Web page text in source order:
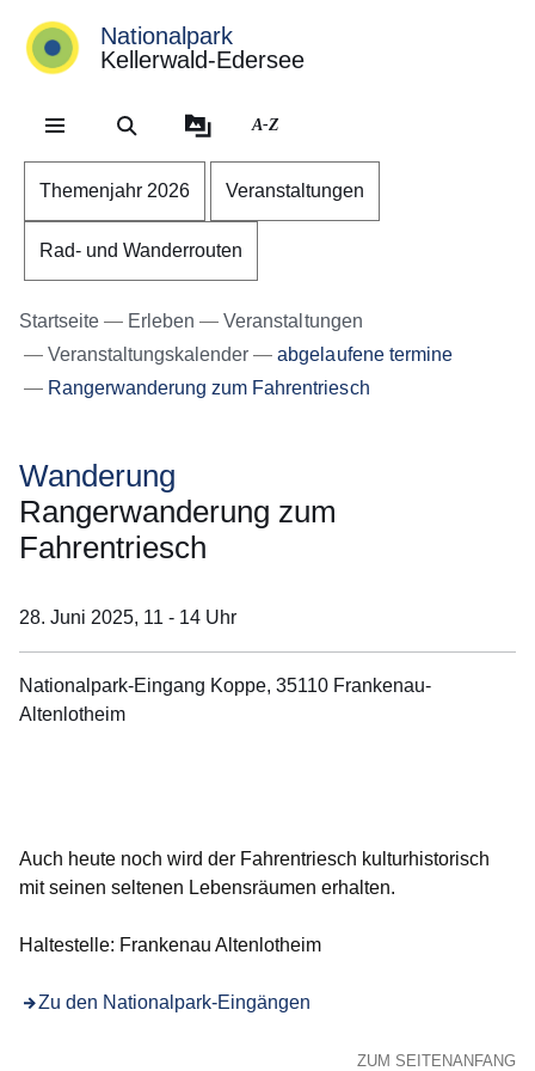
Direkt zum Kopf der
Direkt zum Inhalt
Direkt zum Fuß der
Nationalpark
Kellerwald-Edersee
A-Z
Themenjahr 2026 Veranstaltungen
Rad- und Wanderrouten
Startseite Erleben
Veranstaltungen
Veranstaltungskalender
abgelaufene termine
Rangerwanderung zum Fahrentriesch
Wanderung
Rangerwanderung zum
Fahrentriesch
28. Juni 2025, 11 - 14 Uhr
Nationalpark-Eingang Koppe, 35110 Frankenau-
Altenlotheim
Auch heute noch wird der Fahrentriesch kulturhistorisch
mit seinen seltenen Lebensräumen erhalten.
Haltestelle: Frankenau Altenlotheim
Zu den Nationalpark-Eingängen
ZUM SEITENANFANG